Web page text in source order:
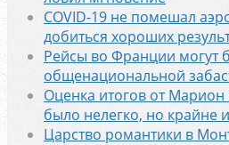
COVID-19 не помешал
добиться хороших
Рейсы во Франции ​​могут
общенациональной
Оценка итогов от
было нелегко, но крайне
Царство романтики в